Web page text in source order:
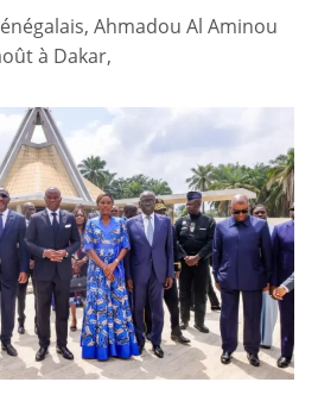
Ahmadou Al Aminou
à Dakar,